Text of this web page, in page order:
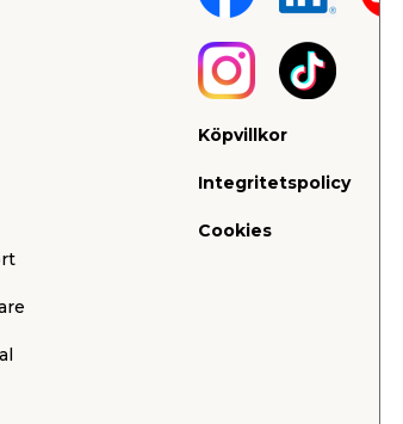
Köpvillkor
Integritetspolicy
Cookies